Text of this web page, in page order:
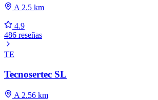
A 2.5 km
4.9
486 reseñas
TE
Tecnosertec SL
A 2.56 km